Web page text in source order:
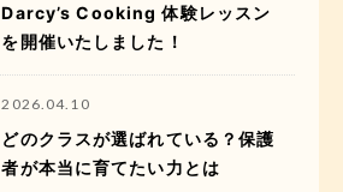
Darcy’s Cooking 体験レッスン
を開催いたしました！
2026.04.10
どのクラスが選ばれている？保護
者が本当に育てたい力とは